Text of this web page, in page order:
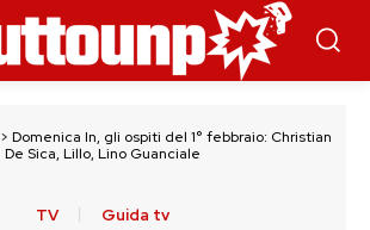
> Domenica In, gli ospiti del 1° febbraio: Christian
De Sica, Lillo, Lino Guanciale
TV Guida tv